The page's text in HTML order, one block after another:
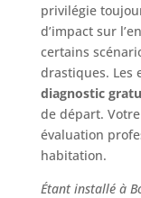
privilégie
d’impact sur
certains
drastiques. Les
diagnostic
de départ.
évaluation
habitation.
Étant installé à